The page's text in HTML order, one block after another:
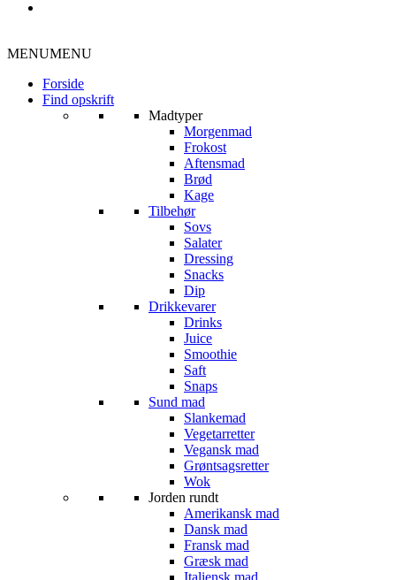
MENUMENU
Forside
Find opskrift
Madtyper
Morgenmad
Frokost
Aftensmad
Brød
Kage
Tilbehør
Sovs
Salater
Dressing
Snacks
Dip
Drikkevarer
Drinks
Juice
Smoothie
Saft
Snaps
Sund mad
Slankemad
Vegetarretter
Vegansk mad
Grøntsagsretter
Wok
Jorden rundt
Amerikansk mad
Dansk mad
Fransk mad
Græsk mad
Italiensk mad